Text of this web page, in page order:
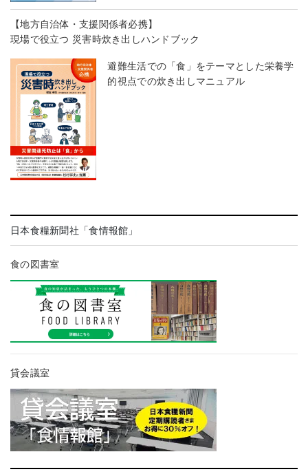
【地方自治体・支援関係者必携】
現場で役立つ 災害時炊き出しハンドブック
避難生活での「食」をテーマとした栄養学
的視点での炊き出しマニュアル
日本食糧新聞社「食情報館」
食の図書室
貸会議室